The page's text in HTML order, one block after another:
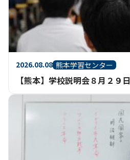
2026.08.08 熊本学習センター
【熊本】学校説明会８月２９日